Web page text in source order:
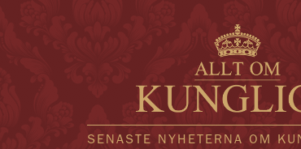
SENASTE NYHETERNA OM